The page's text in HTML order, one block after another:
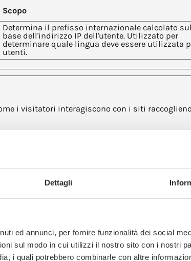
Dettagli
ed annunci, per fornire funzionalità dei social
sul modo in cui utilizzi il nostro sito con i nostri
i quali potrebbero combinarle con altre
Scopo
Determina il prefisso internazionale calcolato
base dell'indirizzo IP dell'utente. Utilizzato per
determinare quale lingua deve essere utilizzata
utenti.
i visitatori interagiscono con i siti
termiche per il proprietario del sito.
come numero di accessi, tempo medio trascorso
sito internet e quali pagine sono state lette.
Registra dati statistici sul comportamento dei